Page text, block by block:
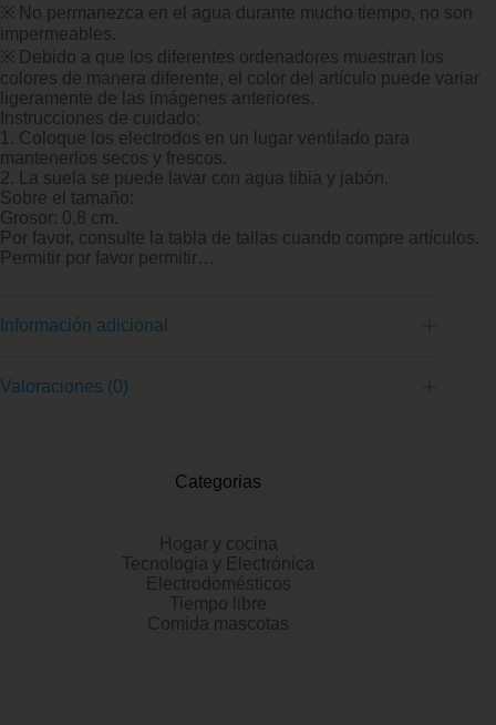
※ No permanezca en el agua durante mucho tiempo, no son
impermeables.
※ Debido a que los diferentes ordenadores muestran los
colores de manera diferente, el color del artículo puede variar
ligeramente de las imágenes anteriores.
Instrucciones de cuidado:
1. Coloque los electrodos en un lugar ventilado para
mantenerlos secos y frescos.
2. La suela se puede lavar con agua tibia y jabón.
Sobre el tamaño:
Grosor: 0,8 cm.
Por favor, consulte la tabla de tallas cuando compre artículos.
Permitir por favor permitir…
Información adicional
Valoraciones (0)
Categorias
Hogar y cocina
Tecnologia y Electrónica
Electrodomésticos
Tiempo libre
Comida mascotas